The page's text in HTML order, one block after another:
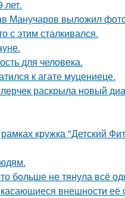
лет.
Манучаров выложил
с этим сталкивался.
для человека.
к агате муцениеце.
раскрыла новый
кружка "Детский
больше не тянула всё
внешности её